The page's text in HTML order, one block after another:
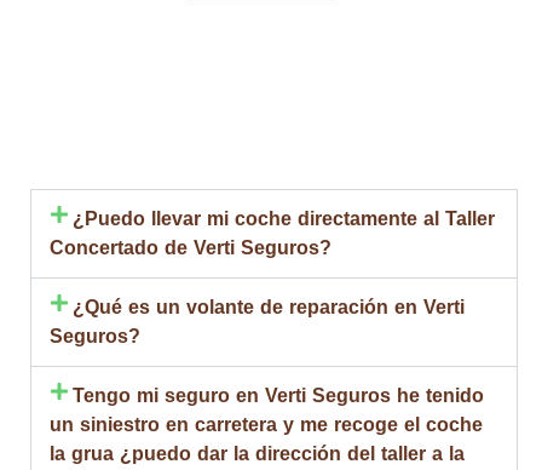
¿Puedo llevar mi coche directamente al Taller
Concertado de Verti Seguros?
¿Qué es un volante de reparación en Verti
Seguros?
Tengo mi seguro en Verti Seguros he tenido
un siniestro en carretera y me recoge el coche
la grua ¿puedo dar la dirección del taller a la